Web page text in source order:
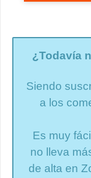
¿Todavía
Siendo
a los
Es muy
no lleva
de alta en